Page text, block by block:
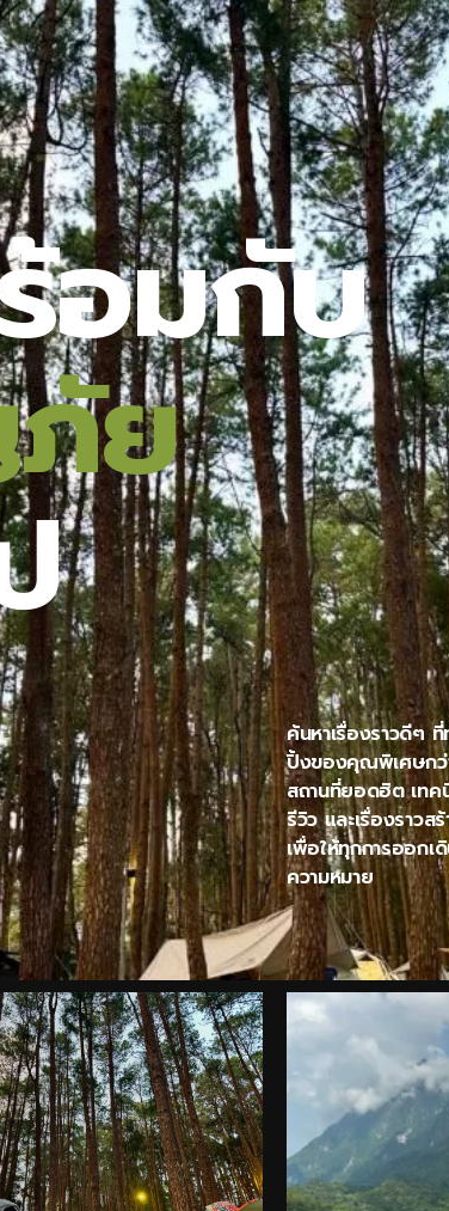
อมกับ
ย
ค้นหาเรื่องราวดีๆ
ปิ้งของคุณพิเศษก
สถานที่ยอดฮิต เท
รีวิว และเรื่องราวส
เพื่อให้ทุกการออกเ
ความหมาย